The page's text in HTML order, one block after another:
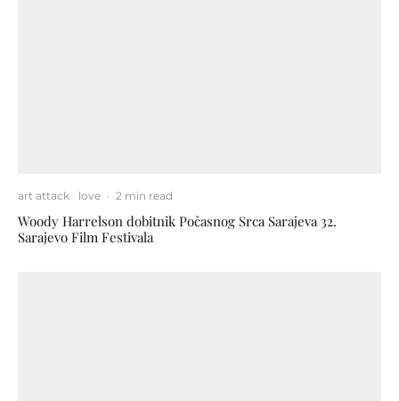
art attack love · 2 min read
Woody Harrelson dobitnik Počasnog Srca Sarajeva 32.
Sarajevo Film Festivala